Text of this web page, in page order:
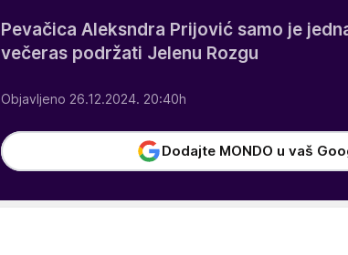
Pevačica Aleksndra Prijović samo je
večeras podržati Jelenu Rozgu
Objavljeno 26.12.2024. 20:40h
Dodajte MONDO u vaš